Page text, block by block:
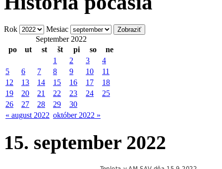
Rok
Mesiac
September 2022
po
ut st št pi so ne
« august 2022 október 2022 »
1 2 3
4
5
6 7 8 9 10
11
12
13 14 15 16 17
18
19
20 21 22 23 24
25
26
27 28 29 30
15. september 2022